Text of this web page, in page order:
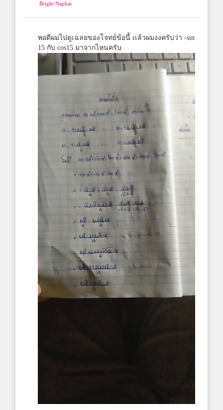
Bright Naphat
พอดีผมไปดูเฉลยของโจทย์ข้อนี้ เเล้วผมงงครับว่า -sin
15 กับ cos15 มาจากไหนครับ